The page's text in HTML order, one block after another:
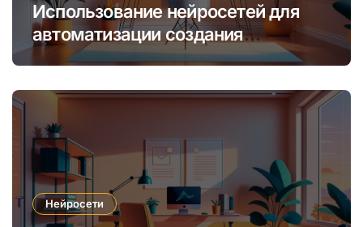
Использование нейросетей для
автоматизации создания
уникальных интернет-курсов и
Нейросети